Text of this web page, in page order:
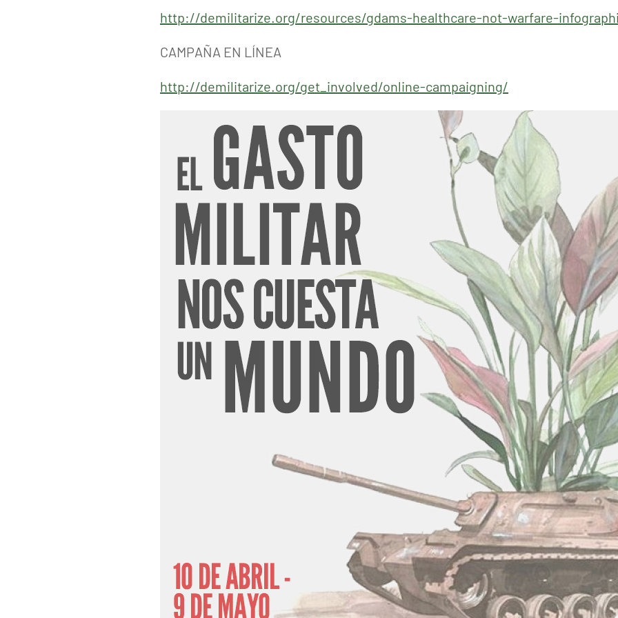
http://demilitarize.org/resources/gdams-healthcare-not-warfare-
CAMPAÑA EN LÍNEA
http://demilitarize.org/get_involved/online-campaigning/